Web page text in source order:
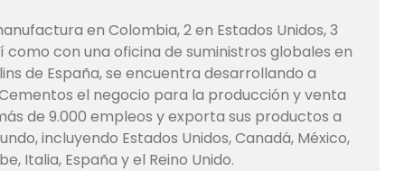
en Colombia, 2 en Estados Unidos, 3
con una oficina de suministros globales en
de España, se encuentra desarrollando a
el negocio para la producción y venta
de 9.000 empleos y exporta sus productos a
incluyendo Estados Unidos, Canadá, México,
Italia, España y el Reino Unido.